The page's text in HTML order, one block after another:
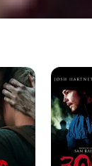
30
デ
イ
ズ・
ナ
イ